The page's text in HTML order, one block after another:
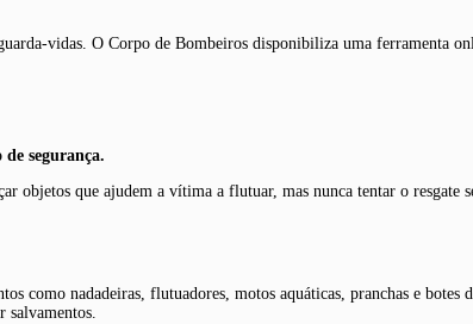
vidas. O Corpo de Bombeiros disponibiliza uma ferramenta
segurança.
objetos que ajudem a vítima a flutuar, mas nunca tentar o resgate
como nadadeiras, flutuadores, motos aquáticas, pranchas e
salvamentos.